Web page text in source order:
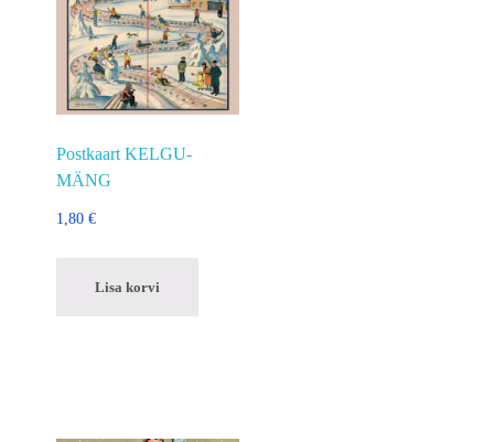
Postkaart KELGU-
MÄNG
1,80 €
Lisa korvi